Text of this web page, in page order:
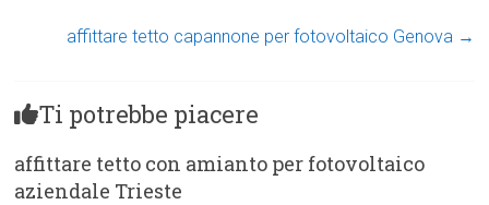
affittare tetto capannone per fotovoltaico Genova →
Ti potrebbe piacere
affittare tetto con amianto per fotovoltaico
aziendale Trieste